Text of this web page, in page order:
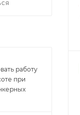
работу
при